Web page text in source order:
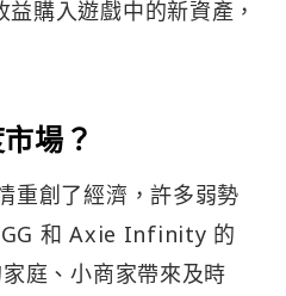
購入遊戲中的新資產，
場？
重創了經濟，許多弱勢
和 Axie Infinity 的
庭、小商家帶來及時